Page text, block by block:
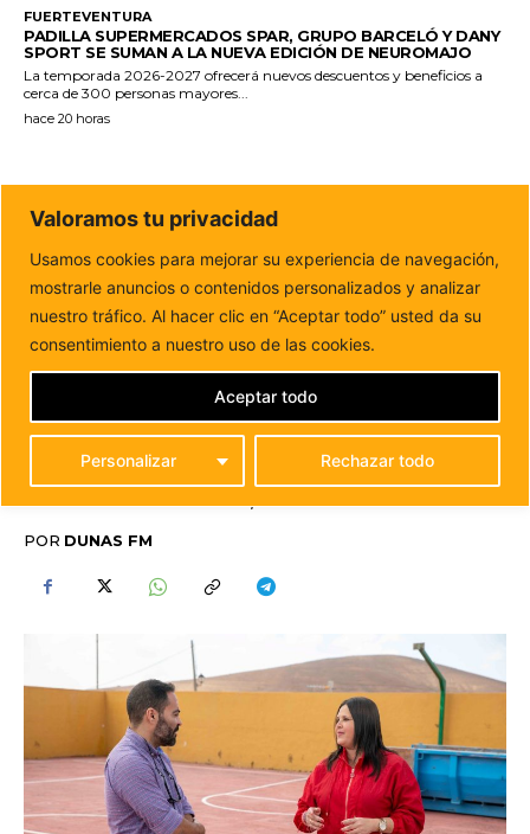
FUERTEVENTURA
PADILLA SUPERMERCADOS SPAR, GRUPO BARCELÓ Y DANY
SPORT SE SUMAN A LA NUEVA EDICIÓN DE NEUROMAJO
La temporada 2026-2027 ofrecerá nuevos descuentos y beneficios a
cerca de 300 personas mayores...
hace 20 horas